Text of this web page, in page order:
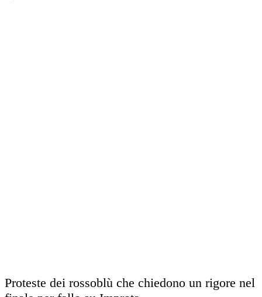
finale per fallo su Improta